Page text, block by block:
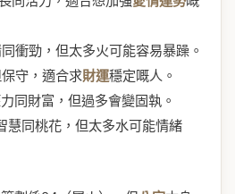
衝勁，但太多火可能容易暴躁。
守，適合求財運穩定嘅人。
同財富，但過多會變固執。
慧同桃花，但太多水可能情緒